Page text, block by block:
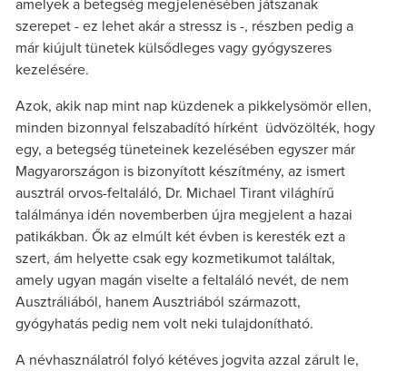
amelyek a betegség megjelenésében játszanak
szerepet - ez lehet akár a stressz is -, részben pedig a
már kiújult tünetek külsődleges vagy gyógyszeres
kezelésére.
Azok, akik nap mint nap küzdenek a pikkelysömör ellen,
minden bizonnyal felszabadító hírként üdvözölték, hogy
egy, a betegség tüneteinek kezelésében egyszer már
Magyarországon is bizonyított készítmény, az ismert
ausztrál orvos-feltaláló, Dr. Michael Tirant világhírű
találmánya idén novemberben újra megjelent a hazai
patikákban. Ők az elmúlt két évben is keresték ezt a
szert, ám helyette csak egy kozmetikumot találtak,
amely ugyan magán viselte a feltaláló nevét, de nem
Ausztráliából, hanem Ausztriából származott,
gyógyhatás pedig nem volt neki tulajdonítható.
A névhasználatról folyó kétéves jogvita azzal zárult le,